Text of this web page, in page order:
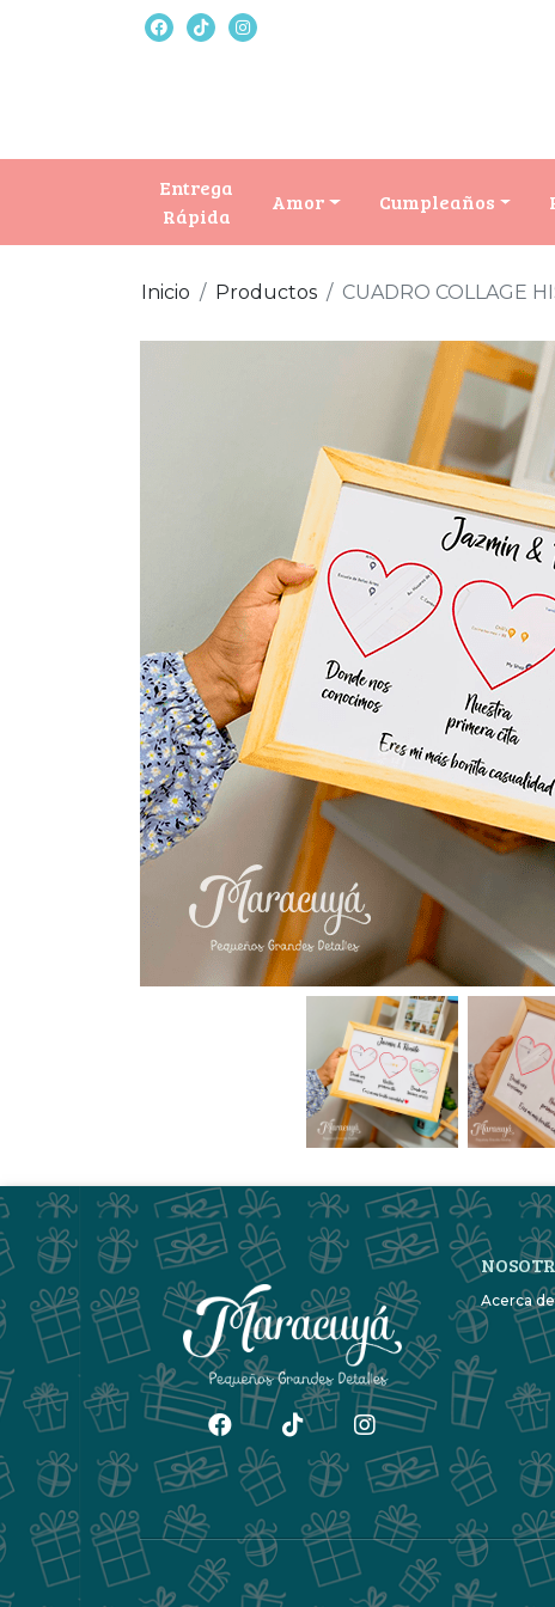
Entrega
Rápida
Amor Cumpleaños
Inicio Productos CUADRO COLLAGE
Acerca